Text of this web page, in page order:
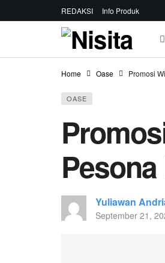
REDAKSI Info Produk
Home Oase Promosi
OASE
Yuliawan
September 21,